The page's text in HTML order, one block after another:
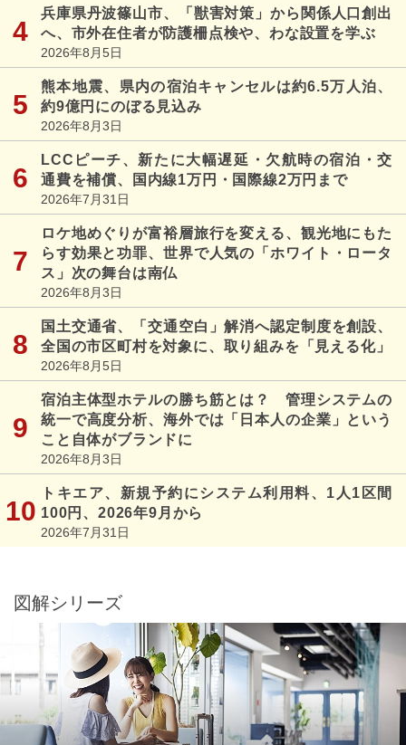
兵庫県丹波篠山市、「獣害対策」から関係人口創出
へ、市外在住者が防護柵点検や、わな設置を学ぶ
2026年8月5日
熊本地震、県内の宿泊キャンセルは約6.5万人泊、
約9億円にのぼる見込み
2026年8月3日
LCCピーチ、新たに大幅遅延・欠航時の宿泊・交
通費を補償、国内線1万円・国際線2万円まで
2026年7月31日
ロケ地めぐりが富裕層旅行を変える、観光地にもた
らす効果と功罪、世界で人気の「ホワイト・ロータ
ス」次の舞台は南仏
2026年8月3日
国土交通省、「交通空白」解消へ認定制度を創設、
全国の市区町村を対象に、取り組みを「見える化」
2026年8月5日
宿泊主体型ホテルの勝ち筋とは？ 管理システムの
統一で高度分析、海外では「日本人の企業」という
こと自体がブランドに
2026年8月3日
トキエア、新規予約にシステム利用料、1人1区間
100円、2026年9月から
2026年7月31日
図解シリーズ